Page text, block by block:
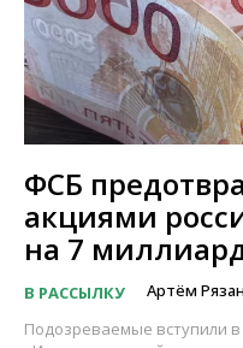
ФСБ
акциями
на 7
В РАССЫЛКУ Артём
Подозреваемые вступили в